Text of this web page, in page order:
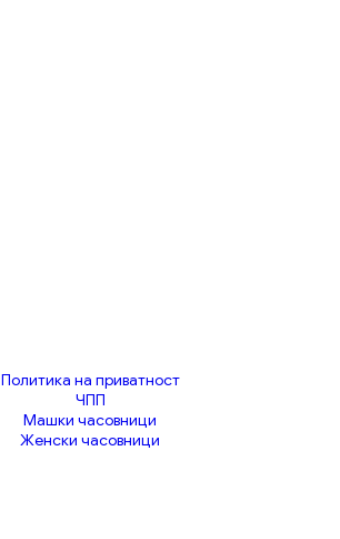
Политика на приватност
ЧПП
Машки часовници
Женски часовници